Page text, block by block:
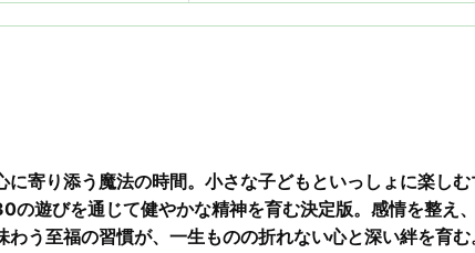
に寄り添う魔法の時間。小さな子どもといっしょに楽し
の遊びを通じて健やかな精神を育む決定版。感情を整え
わう至福の習慣が、一生ものの折れない心と深い絆を育む